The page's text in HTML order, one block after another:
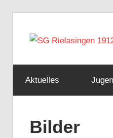
Inhalt
Aktuelles
Bilder